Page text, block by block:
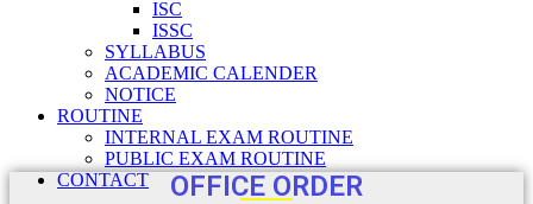
ISC
ISSC
SYLLABUS
ACADEMIC CALENDER
NOTICE
ROUTINE
INTERNAL EXAM ROUTINE
PUBLIC EXAM ROUTINE
CONTACT
OFFICE ORDER